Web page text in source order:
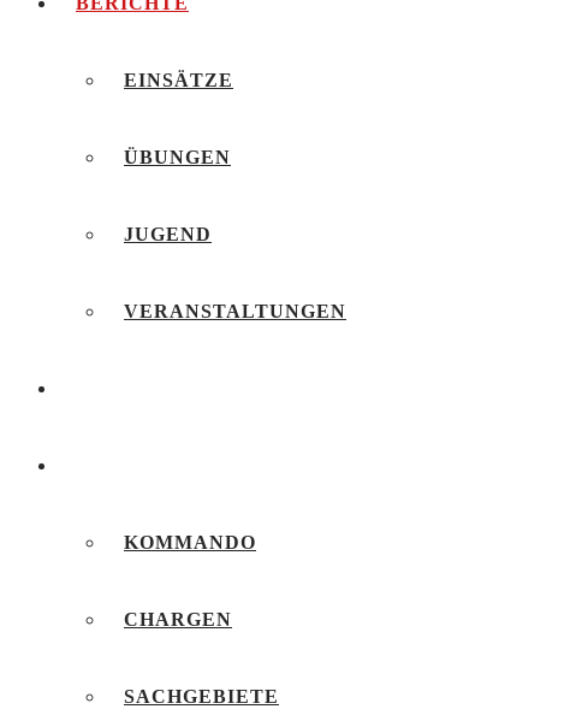
EINSÄTZE
ÜBUNGEN
JUGEND
VERANSTALTUNGEN
KOMMANDO
CHARGEN
SACHGEBIETE